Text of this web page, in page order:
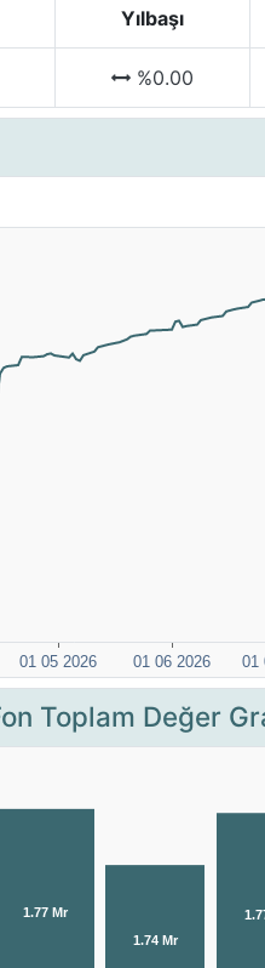
Yılbaşı
%0.00
Toplam Değer